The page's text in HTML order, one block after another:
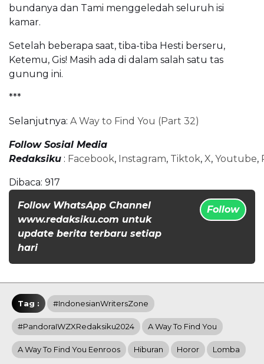
bundanya dan Tami menggeledah seluruh isi
kamar.
Setelah beberapa saat, tiba-tiba Hesti berseru,
Ketemu, Gis! Masih ada di dalam salah satu tas
gunung ini.
***
Selanjutnya: A Way to Find You (Part 32)
Follow Sosial Media
Redaksiku : Facebook, Instagram, Tiktok, X, Youtube,
Dibaca: 917
Follow WhatsApp Channel
www.redaksiku.com untuk
update berita terbaru setiap
hari
Follow
Tag : #IndonesianWritersZone
#PandoraIWZXRedaksiku2024 A Way To Find You
A Way To Find You Eenroos Hiburan Horor Lomba